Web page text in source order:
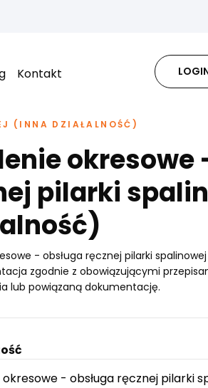
Kontakt
(INNA DZIAŁALNOŚĆ)
okresowe
pilarki
- obsługa ręcznej pilarki
zgodnie z obowiązującymi
lub powiązaną dokumentację.